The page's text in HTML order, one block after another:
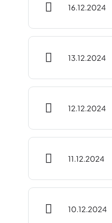
16.12.2024
13.12.2024
12.12.2024
11.12.2024
10.12.2024